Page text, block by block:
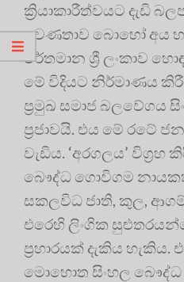
ක්‍රියාකාරීත්වයට දැඩි
ප්‍රවණතාව බොහෝ අය
වර්තමාන ශ්‍රී ලංකාව
මේ විදියට නිර්මාණය
ප්‍රමුඛ සමාජ බලවේගය
ප්‍රජාවයි. එය මේ රටේ
වැඩිය. ‘අරගලය’ විග්‍රහ
බෞද්ධ ගොවිගම
සකලවිධ ජාති, කුල,
එරෙහි ලිංගික
ප්‍රහාරයක් දැකිය
මොහොත සිංහල